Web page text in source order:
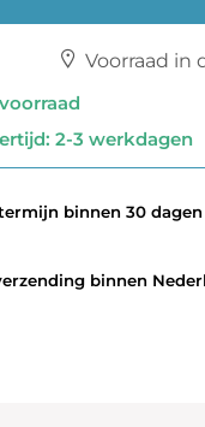
Voorraad in
2-3 werkdagen
binnen 30 dagen
binnen